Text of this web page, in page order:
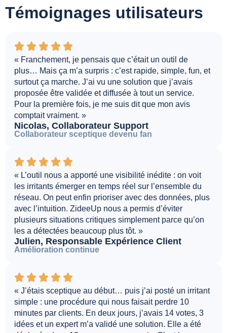
Témoignages utilisateurs
« Franchement, je pensais que c’était un outil de
plus… Mais ça m’a surpris : c’est rapide, simple, fun, et
surtout ça marche. J’ai vu une solution que j’avais
proposée être validée et diffusée à tout un service.
Pour la première fois, je me suis dit que mon avis
comptait vraiment. »
Nicolas, Collaborateur Support
Collaborateur sceptique devenu fan
« L’outil nous a apporté une visibilité inédite : on voit
les irritants émerger en temps réel sur l’ensemble du
réseau. On peut enfin prioriser avec des données, plus
avec l’intuition. ZideeUp nous a permis d’éviter
plusieurs situations critiques simplement parce qu’on
les a détectées beaucoup plus tôt. »
Julien, Responsable Expérience Client
Amélioration continue
« J’étais sceptique au début… puis j’ai posté un irritant
simple : une procédure qui nous faisait perdre 10
minutes par clients. En deux jours, j’avais 14 votes, 3
idées et un expert m’a validé une solution. Elle a été